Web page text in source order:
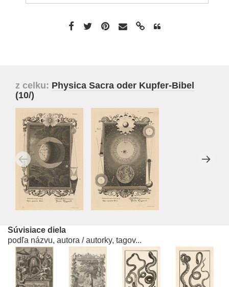
z celku: Physica Sacra oder Kupfer-Bibel
(10/)
Súvisiace diela
podľa názvu, autora / autorky, tagov...